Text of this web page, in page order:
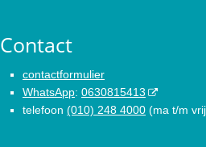
Contact
contactformulier
WhatsApp: 0630815413
telefoon (010) 248 4000 (ma t/m